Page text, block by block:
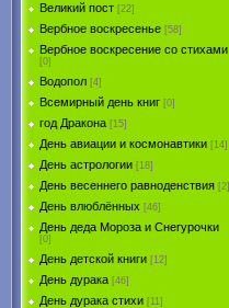
Великий пост [22]
Вербное воскресенье [58]
Вербное воскресение со стихами
[0]
Водопол [4]
Всемирный день книг [0]
год Дракона [15]
День авиации и космонавтики [14]
День астрологии [18]
День весеннего равноденствия [2]
День влюблённых [46]
День деда Мороза и Снегурочки
[0]
День детской книги [12]
День дурака [46]
День дурака стихи [11]